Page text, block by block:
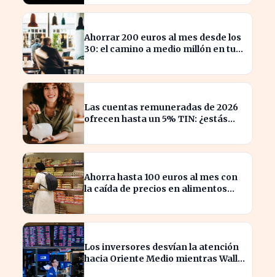
Ahorrar 200 euros al mes desde los
30: el camino a medio millón en tu
Las cuentas remuneradas de 2026
ofrecen hasta un 5% TIN: ¿estás
Ahorra hasta 100 euros al mes con
la caída de precios en alimentos
Los inversores desvían la atención
hacia Oriente Medio mientras Wall